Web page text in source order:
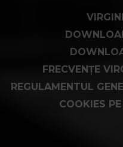
FRECVENȚE
REGULAMENTUL
COOKIES